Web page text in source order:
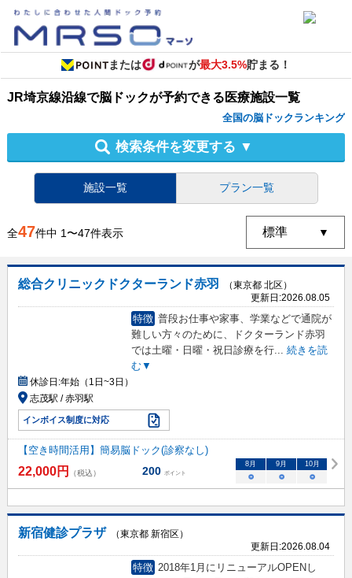
または が最大3.5%貯まる！
JR埼京線沿線で脳ドックが予約できる医療施設一覧
全国の脳ドックランキング
検索条件を変更する ▼
施設一覧 プラン一覧
全47件中 1〜47件表示
総合クリニックドクターランド赤羽
（東京都 北区）
更新日:2026.08.05
特徴 普段お仕事や家事、学業などで通院が
難しい方々のために、ドクターランド赤羽
では土曜・日曜・祝日診療を行... 続きを読
む▼
休診日:年始（1日~3日）
志茂駅 / 赤羽駅
インボイス制度に対応
【空き時間活用】簡易脳ドック(診察なし)
22,000円 （税込） 200 ポイント
8月 9月 10月
○ ○ ○
新宿健診プラザ
（東京都 新宿区）
更新日:2026.08.04
特徴 2018年1月にリニューアルOPENし